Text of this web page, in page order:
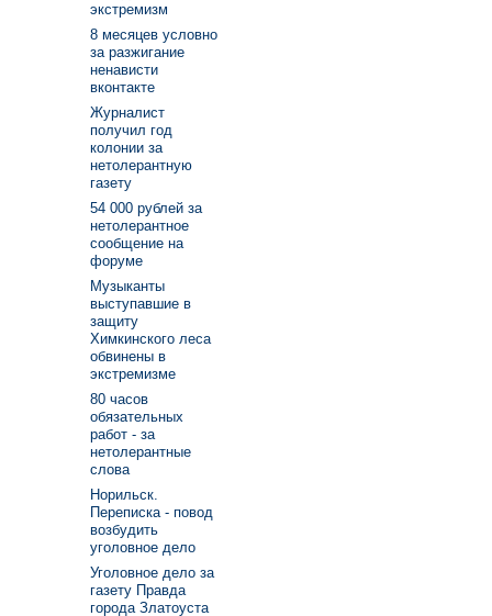
экстремизм
8 месяцев условно
за разжигание
ненависти
вконтакте
Журналист
получил год
колонии за
нетолерантную
газету
54 000 рублей за
нетолерантное
сообщение на
форуме
Музыканты
выступавшие в
защиту
Химкинского леса
обвинены в
экстремизме
80 часов
обязательных
работ - за
нетолерантные
слова
Норильск.
Переписка - повод
возбудить
уголовное дело
Уголовное дело за
газету Правда
города Златоуста